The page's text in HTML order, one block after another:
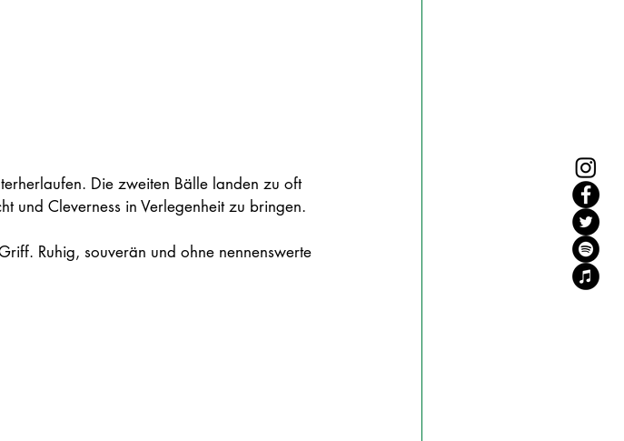
Die zweiten Bälle landen zu oft
und Cleverness in Verlegenheit zu bringen.
Ruhig, souverän und ohne nennenswerte